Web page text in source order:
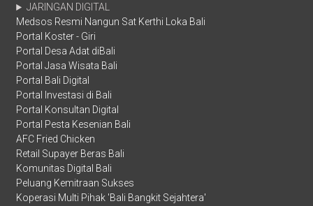
JARINGAN DIGITAL
Medsos Resmi Nangun Sat Kerthi Loka Bali
Portal Koster - Giri
Portal Desa Adat diBali
Portal Jasa Wisata Bali
Portal Bali Digital
Portal Investasi di Bali
Portal Konsultan Digital
Portal Pesta Kesenian Bali
AFC Fried Chicken
Retail Supayer Beras Bali
Komunitas Digital Bali
Peluang Kemitraan Sukses
Koperasi Multi Pihak 'Bali Bangkit Sejahtera'